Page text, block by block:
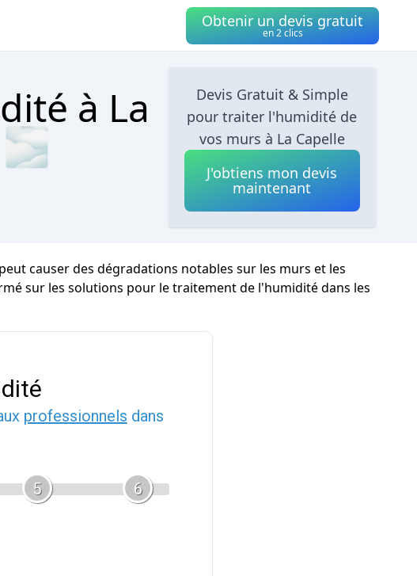
Obtenir un devis gratuit
en 2 clics
à La
🌫
Devis Gratuit & Simple
pour traiter l'humidité de
vos murs à La Capelle
J'obtiens mon devis
maintenant
causer des dégradations notables sur les murs et les
sur les solutions pour le traitement de l'humidité dans les
professionnels dans
5 6